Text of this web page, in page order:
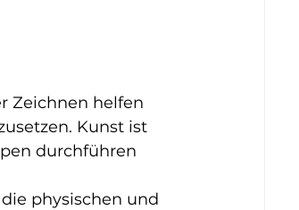
Zeichnen helfen
Kunst ist
durchführen
physischen und